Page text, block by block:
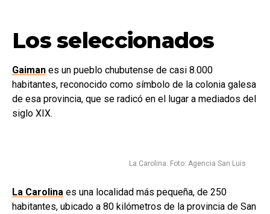
Los seleccionados
Gaiman es un pueblo chubutense de casi 8.000
habitantes, reconocido como símbolo de la colonia galesa
de esa provincia, que se radicó en el lugar a mediados del
siglo XIX.
La Carolina. Foto: Agencia San Luis
La Carolina es una localidad más pequeña, de 250
habitantes, ubicado a 80 kilómetros de la provincia de San